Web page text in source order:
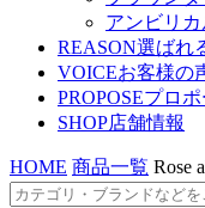
アンビリ
REASON選ばれ
VOICEお客様の
PROPOSEプロ
SHOP店舗情報
HOME 商品一覧 Rose